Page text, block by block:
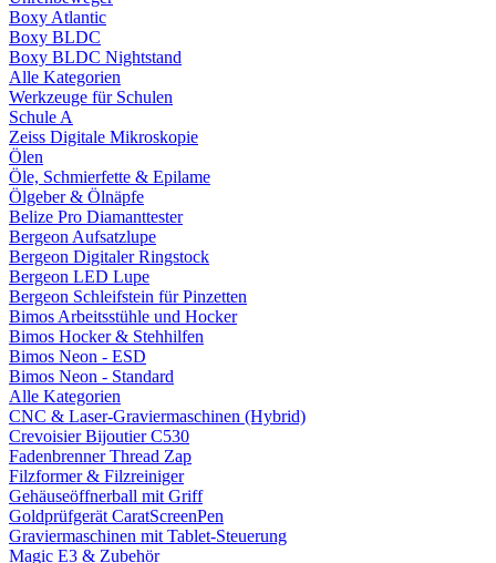
Boxy Atlantic
Boxy BLDC
Boxy BLDC Nightstand
Alle Kategorien
Werkzeuge für Schulen
Schule A
Zeiss Digitale Mikroskopie
Ölen
Öle, Schmierfette & Epilame
Ölgeber & Ölnäpfe
Belize Pro Diamanttester
Bergeon Aufsatzlupe
Bergeon Digitaler Ringstock
Bergeon LED Lupe
Bergeon Schleifstein für Pinzetten
Bimos Arbeitsstühle und Hocker
Bimos Hocker & Stehhilfen
Bimos Neon - ESD
Bimos Neon - Standard
Alle Kategorien
CNC & Laser-Graviermaschinen (Hybrid)
Crevoisier Bijoutier C530
Fadenbrenner Thread Zap
Filzformer & Filzreiniger
Gehäuseöffnerball mit Griff
Goldprüfgerät CaratScreenPen
Graviermaschinen mit Tablet-Steuerung
Magic E3 & Zubehör